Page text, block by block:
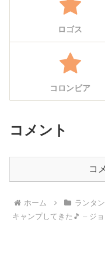
ロゴス
コロンビア
コメント
コ
ホーム ランタン
キャンプしてきた🎵 – ジ